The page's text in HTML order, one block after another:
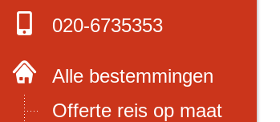
020-6735353
Alle bestemmingen
Offerte reis op maat